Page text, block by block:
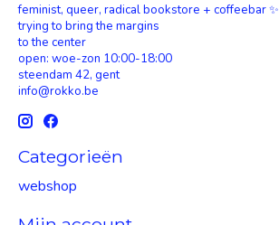
feminist, queer, radical bookstore + coffeebar ✨
trying to bring the margins
to the center
open: woe-zon 10:00-18:00
steendam 42, gent
info@rokko.be
Categorieën
webshop